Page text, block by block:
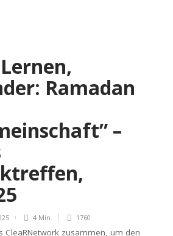
Ramadan
–
4 Min. 1760
CleaRNetwork zusammen, um den